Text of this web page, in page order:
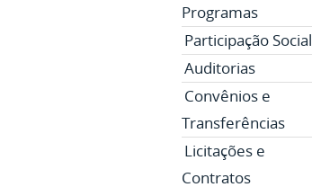
Programas
Participação Social
Auditorias
Convênios e
Transferências
Licitações e
Contratos